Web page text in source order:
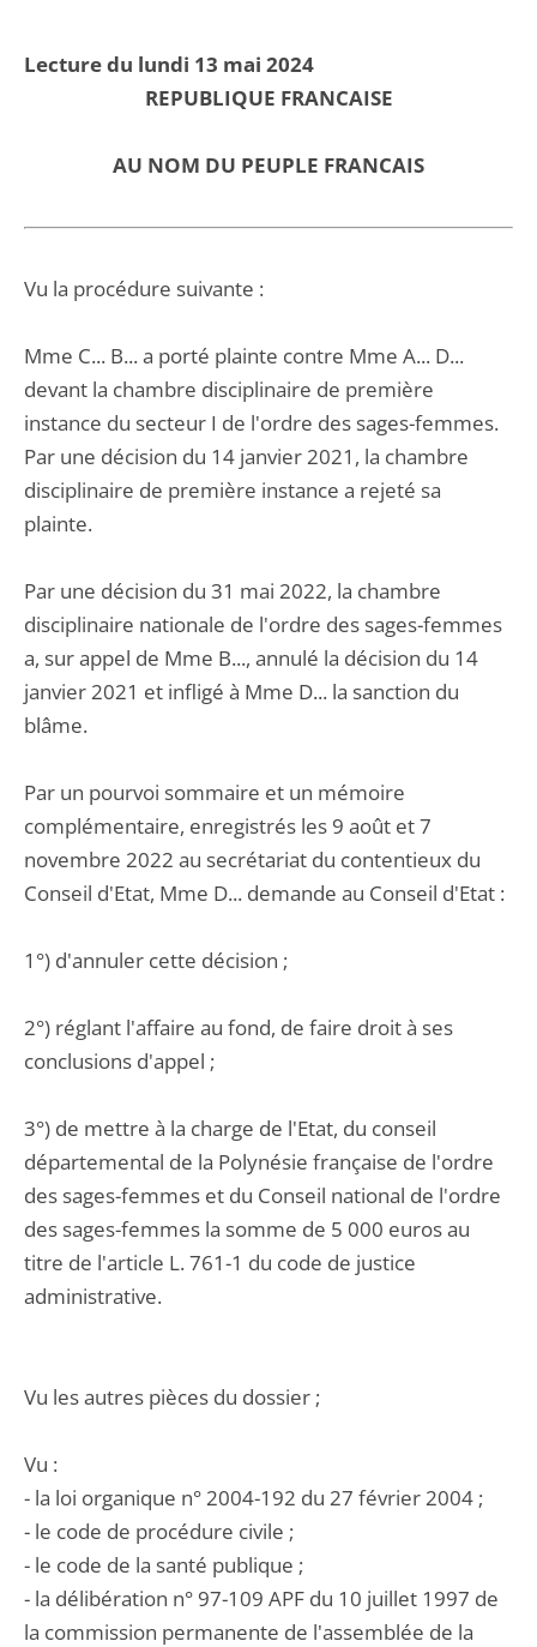
Lecture du lundi 13 mai 2024
REPUBLIQUE FRANCAISE
AU NOM DU PEUPLE FRANCAIS
Vu la procédure suivante :
Mme C... B... a porté plainte contre Mme A... D...
devant la chambre disciplinaire de première
instance du secteur I de l'ordre des sages-femmes.
Par une décision du 14 janvier 2021, la chambre
disciplinaire de première instance a rejeté sa
plainte.
Par une décision du 31 mai 2022, la chambre
disciplinaire nationale de l'ordre des sages-femmes
a, sur appel de Mme B..., annulé la décision du 14
janvier 2021 et infligé à Mme D... la sanction du
blâme.
Par un pourvoi sommaire et un mémoire
complémentaire, enregistrés les 9 août et 7
novembre 2022 au secrétariat du contentieux du
Conseil d'Etat, Mme D... demande au Conseil d'Etat :
1°) d'annuler cette décision ;
2°) réglant l'affaire au fond, de faire droit à ses
conclusions d'appel ;
3°) de mettre à la charge de l'Etat, du conseil
départemental de la Polynésie française de l'ordre
des sages-femmes et du Conseil national de l'ordre
des sages-femmes la somme de 5 000 euros au
titre de l'article L. 761-1 du code de justice
administrative.
Vu les autres pièces du dossier ;
Vu :
- la loi organique n° 2004-192 du 27 février 2004 ;
- le code de procédure civile ;
- le code de la santé publique ;
- la délibération n° 97-109 APF du 10 juillet 1997 de
la commission permanente de l'assemblée de la